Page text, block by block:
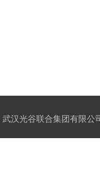
武汉光谷联合集团有限公